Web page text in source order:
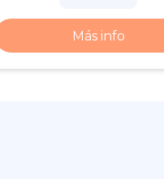
Más info